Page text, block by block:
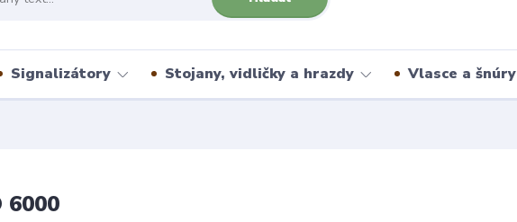
Signalizátory Stojany, vidličky a hrazdy Vlasce a šnúry
6000